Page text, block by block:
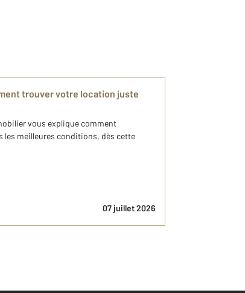
trouver votre location juste
vous explique comment
les meilleures conditions, dès cette
07 juillet 2026